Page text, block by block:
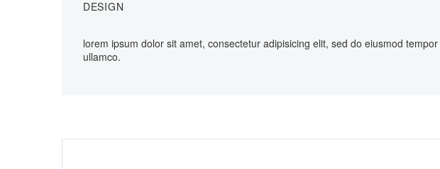
DESIGN
lorem ipsum dolor sit amet, consectetur adipisicing elit, sed do eiusmod
ullamco.